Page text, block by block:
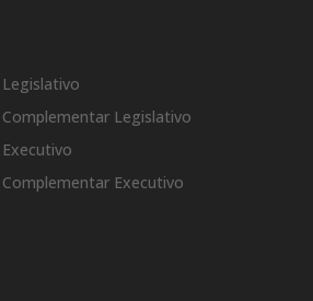
Legislativo
Executivo